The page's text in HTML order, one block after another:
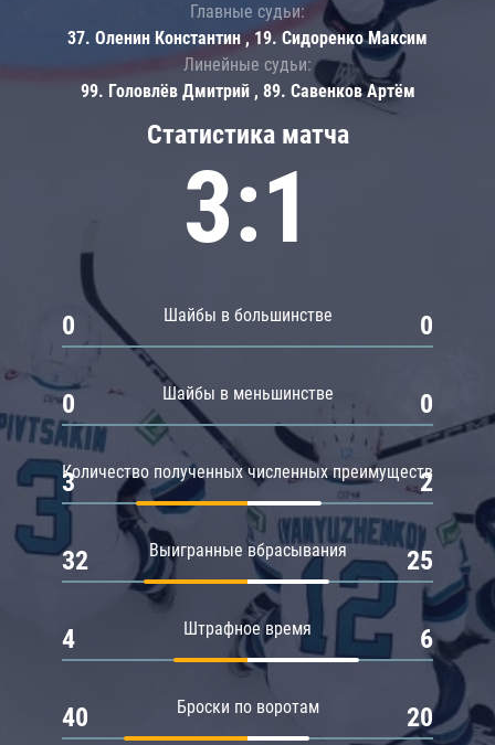
Статистика матча
3:1
Шайбы в большинстве
0 0
Шайбы в меньшинстве
0 0
Количество полученных численных преимуществ
3 2
Выигранные вбрасывания
32 25
Штрафное время
4 6
Броски по воротам
40 20
Главные судьи:
37. Оленин Константин , 19. Сидоренко Максим
Линейные судьи:
99. Головлёв Дмитрий , 89. Савенков Артём